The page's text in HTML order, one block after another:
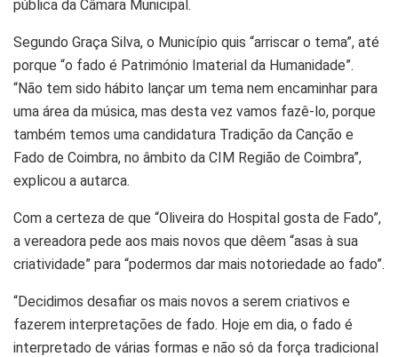
pública da Câmara Municipal.
Segundo Graça Silva, o Município quis “arriscar o tema”, até
porque “o fado é Património Imaterial da Humanidade”.
“Não tem sido hábito lançar um tema nem encaminhar para
uma área da música, mas desta vez vamos fazê-lo, porque
também temos uma candidatura Tradição da Canção e
Fado de Coimbra, no âmbito da CIM Região de Coimbra”,
explicou a autarca.
Com a certeza de que “Oliveira do Hospital gosta de Fado”,
a vereadora pede aos mais novos que dêem “asas à sua
criatividade” para “podermos dar mais notoriedade ao fado”.
“Decidimos desafiar os mais novos a serem criativos e
fazerem interpretações de fado. Hoje em dia, o fado é
interpretado de várias formas e não só da força tradicional